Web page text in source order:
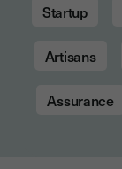
Startup
Artisans
Assurance